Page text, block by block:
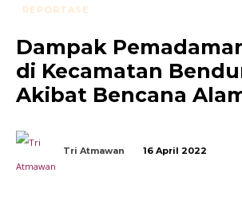
REPORTASE
Dampak
di Kecamatan
Akibat Bencana
Tri Atmawan 16 April 2022